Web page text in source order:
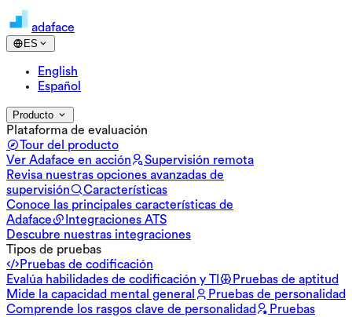
adaface
ES
English
Español
Producto
Plataforma de evaluación
Tour del producto
Ver Adaface en acción
Supervisión remota
Revisa nuestras opciones avanzadas de
supervisión
Características
Conoce las principales características de
Adaface
Integraciones ATS
Descubre nuestras integraciones
Tipos de pruebas
Pruebas de codificación
Evalúa habilidades de codificación y TI
Pruebas de aptitud
Mide la capacidad mental general
Pruebas de personalidad
Comprende los rasgos clave de personalidad
Pruebas